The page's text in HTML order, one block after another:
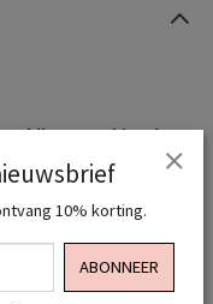
bij MTK Fashion doen
we je kunnen
je standaard 10%
ONS EEN BERICHTJE
10% korting.
ABONNEER